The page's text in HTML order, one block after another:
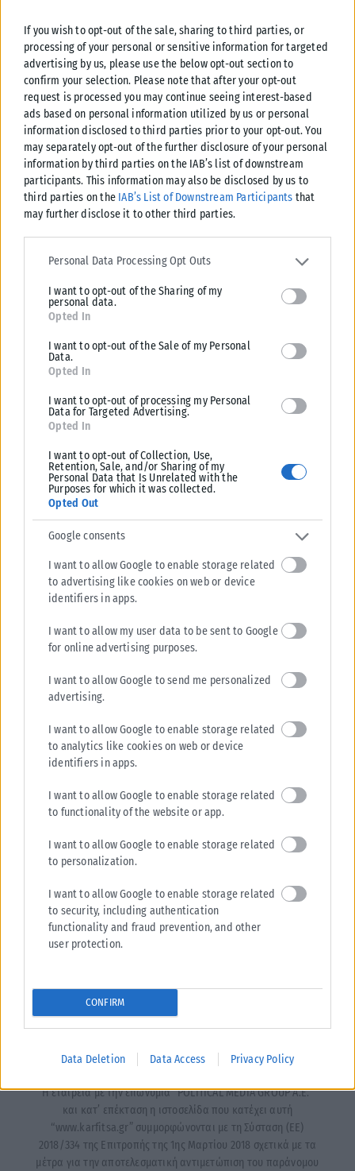
If you wish to opt-out of the sale, sharing to third parties, or
processing of your personal or sensitive information for targeted
advertising by us, please use the below opt-out section to
confirm your selection. Please note that after your opt-out
request is processed you may continue seeing interest-based
ads based on personal information utilized by us or personal
information disclosed to third parties prior to your opt-out. You
may separately opt-out of the further disclosure of your personal
information by third parties on the IAB’s list of downstream
participants. This information may also be disclosed by us to
third parties on the IAB’s List of Downstream Participants that
may further disclose it to other third parties.
Please note that this website/app uses one or more Google
services and may gather and store information including but not
deny consent to Google and its third-party tags to use your data
for below specified purposes in below Google consent section.
Personal Data Processing Opt Outs
I want to opt-out of the Sharing of my
personal data.
Opted In
I want to opt-out of the Sale of my Personal
Data.
Opted In
I want to opt-out of processing my Personal
Data for Targeted Advertising.
Opted In
I want to opt-out of Collection, Use,
Retention, Sale, and/or Sharing of my
Personal Data that Is Unrelated with the
Purposes for which it was collected.
Opted Out
Google consents
I want to allow Google to enable storage related
to advertising like cookies on web or device
identifiers in apps.
I want to allow my user data to be sent to Google
for online advertising purposes.
I want to allow Google to send me personalized
advertising.
I want to allow Google to enable storage related
to analytics like cookies on web or device
identifiers in apps.
I want to allow Google to enable storage related
to functionality of the website or app.
I want to allow Google to enable storage related
to personalization.
I want to allow Google to enable storage related
to security, including authentication
functionality and fraud prevention, and other
user protection.
CONFIRM
Data Deletion Data Access Privacy Policy
Η εταιρεία με την επωνυμία “POLITICAL MEDIA GROUP A.E.”
και κατ’ επέκταση η ιστοσελίδα που κατέχει αυτή
“www.karfitsa.gr” συμμορφώνονται με τη Σύσταση (ΕΕ)
2018/334 της Επιτροπής της 1ης Μαρτίου 2018 σχετικά με τα
μέτρα για την αποτελεσματική αντιμετώπιση του παράνομου